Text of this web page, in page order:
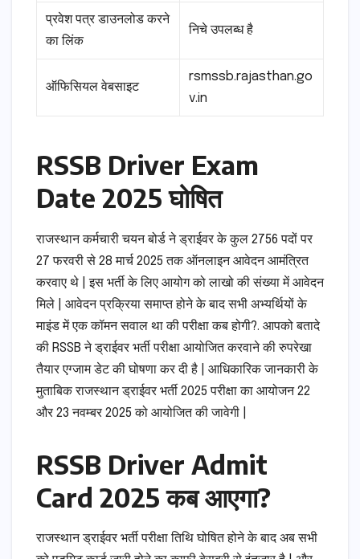
प्रवेश पत्र डाउनलोड करने
का लिंक
निचे उपलब्ध है
ऑफिसियल वेबसाइट
rsmssb.rajasthan.go
v.in
RSSB Driver Exam
Date 2025 घोषित
राजस्थान कर्मचारी चयन बोर्ड ने ड्राईवर के कुल 2756 पदों पर
27 फरवरी से 28 मार्च 2025 तक ऑनलाइन आवेदन आमंत्रित
करवाए थे | इस भर्ती के लिए आयोग को लाखो की संख्या में आवेदन
मिले | आवेदन प्रक्रिया समाप्त होने के बाद सभी अभ्यर्थियों के
माइंड में एक कॉमन सवाल था की परीक्षा कब होगी?. आपको बतादे
की RSSB ने ड्राईवर भर्ती परीक्षा आयोजित करवाने की रुपरेखा
तैयार एग्जाम डेट की घोषणा कर दी है | आधिकारिक जानकारी के
मुताबिक राजस्थान ड्राईवर भर्ती 2025 परीक्षा का आयोजन 22
और 23 नवम्बर 2025 को आयोजित की जावेगी |
RSSB Driver Admit
Card 2025 कब आएगा?
राजस्थान ड्राईवर भर्ती परीक्षा तिथि घोषित होने के बाद अब सभी